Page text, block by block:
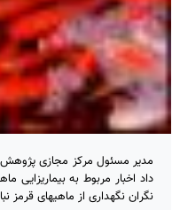
مدیر مسئول مرکز مجازی پژوهش
داد اخبار مربوط به
نگران نگهداری از ماهیهای قرمز